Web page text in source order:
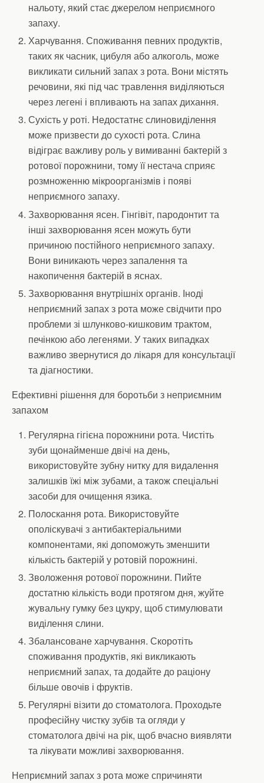
нальоту, який стає джерелом неприємного
запаху.
Харчування. Споживання певних продуктів,
таких як часник, цибуля або алкоголь, може
викликати сильний запах з рота. Вони містять
речовини, які під час травлення виділяються
через легені і впливають на запах дихання.
Сухість у роті. Недостатнє слиновиділення
може призвести до сухості рота. Слина
відіграє важливу роль у вимиванні бактерій з
ротової порожнини, тому її нестача сприяє
розмноженню мікроорганізмів і появі
неприємного запаху.
Захворювання ясен. Гінгівіт, пародонтит та
інші захворювання ясен можуть бути
причиною постійного неприємного запаху.
Вони виникають через запалення та
накопичення бактерій в яснах.
Захворювання внутрішніх органів. Іноді
неприємний запах з рота може свідчити про
проблеми зі шлунково-кишковим трактом,
печінкою або легенями. У таких випадках
важливо звернутися до лікаря для консультації
та діагностики.
Ефективні рішення для боротьби з неприємним
запахом
Регулярна гігієна порожнини рота. Чистіть
зуби щонайменше двічі на день,
використовуйте зубну нитку для видалення
залишків їжі між зубами, а також спеціальні
засоби для очищення язика.
Полоскання рота. Використовуйте
ополіскувачі з антибактеріальними
компонентами, які допоможуть зменшити
кількість бактерій у ротовій порожнині.
Зволоження ротової порожнини. Пийте
достатню кількість води протягом дня, жуйте
жувальну гумку без цукру, щоб стимулювати
виділення слини.
Збалансоване харчування. Скоротіть
споживання продуктів, які викликають
неприємний запах, та додайте до раціону
більше овочів і фруктів.
Регулярні візити до стоматолога. Проходьте
професійну чистку зубів та огляди у
стоматолога двічі на рік, щоб вчасно виявляти
та лікувати можливі захворювання.
Неприємний запах з рота може спричиняти